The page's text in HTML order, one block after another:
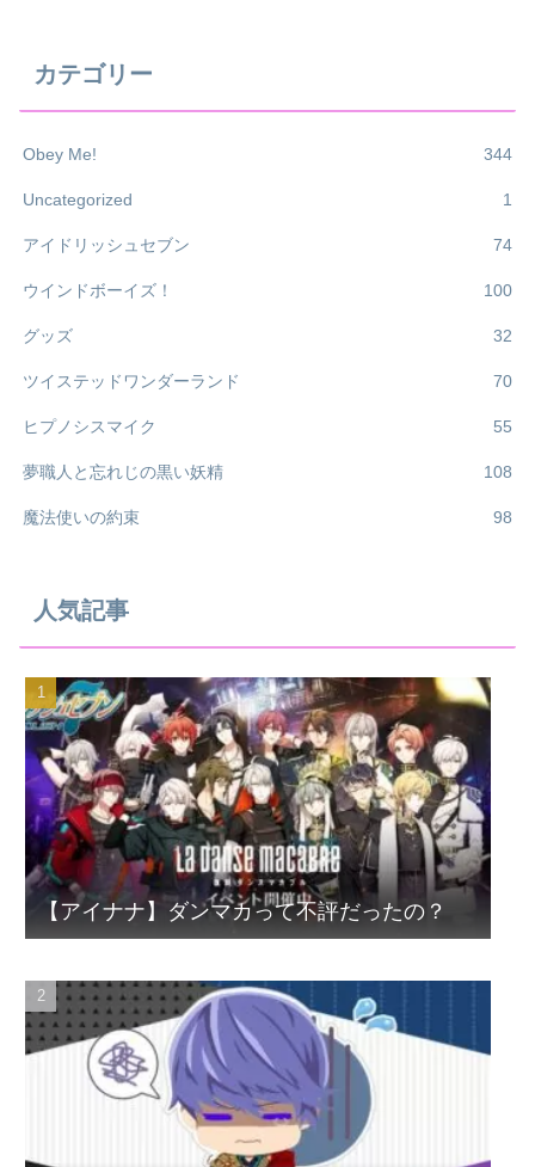
カテゴリー
Obey Me! 344
Uncategorized 1
アイドリッシュセブン 74
ウインドボーイズ！ 100
グッズ 32
ツイステッドワンダーランド 70
ヒプノシスマイク 55
夢職人と忘れじの黒い妖精 108
魔法使いの約束 98
人気記事
【アイナナ】ダンマカって不評だったの？